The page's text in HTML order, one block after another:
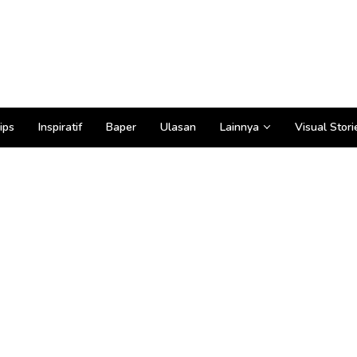
Inspiratif Baper Ulasan Lainnya Visual